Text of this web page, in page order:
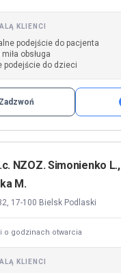
KLIENCI
podejście do pacjenta
obsługa
podejście do dzieci
Zadzwoń
NZOZ. Simonienko L.,
M.
17-100 Bielsk Podlaski
o godzinach otwarcia
KLIENCI